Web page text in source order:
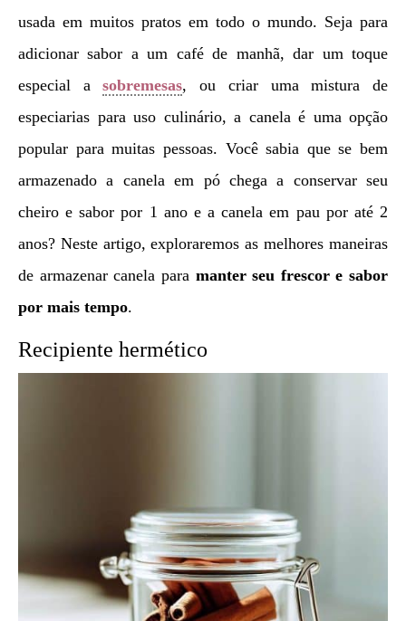
usada em muitos pratos em todo o mundo. Seja para
adicionar sabor a um café de manhã, dar um toque
especial asobremesas, ou criar uma mistura de
especiarias para uso culinário, a canela é uma opção
popular para muitas pessoas. Você sabia que se bem
armazenado a canela em pó chega a conservar seu
cheiro e sabor por 1 ano e a canela em pau por até 2
anos? Neste artigo, exploraremos as melhores maneiras
de armazenar canela para manter seu frescor e sabor
por mais tempo.
Recipiente hermético